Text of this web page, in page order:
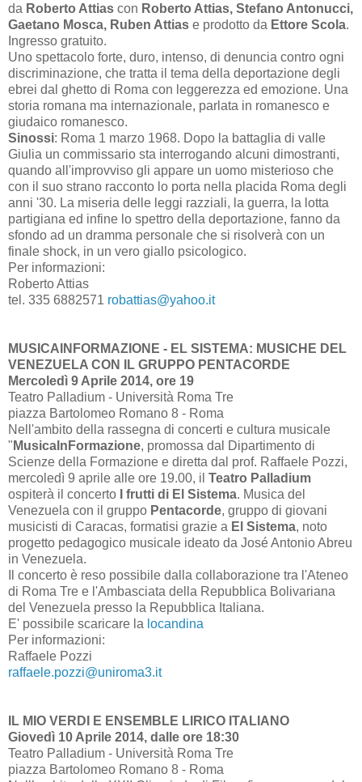
da Roberto Attias con Roberto Attias, Stefano Antonucci,
Gaetano Mosca, Ruben Attias e prodotto da Ettore Scola.
Ingresso gratuito.
Uno spettacolo forte, duro, intenso, di denuncia contro ogni
discriminazione, che tratta il tema della deportazione degli
ebrei dal ghetto di Roma con leggerezza ed emozione. Una
storia romana ma internazionale, parlata in romanesco e
giudaico romanesco.
Sinossi: Roma 1 marzo 1968. Dopo la battaglia di valle
Giulia un commissario sta interrogando alcuni dimostranti,
quando all'improvviso gli appare un uomo misterioso che
con il suo strano racconto lo porta nella placida Roma degli
anni '30. La miseria delle leggi razziali, la guerra, la lotta
partigiana ed infine lo spettro della deportazione, fanno da
sfondo ad un dramma personale che si risolverà con un
finale shock, in un vero giallo psicologico.
Per informazioni:
Roberto Attias
tel. 335 6882571 robattias@yahoo.it
MUSICAINFORMAZIONE - EL SISTEMA: MUSICHE DEL
VENEZUELA CON IL GRUPPO PENTACORDE
Mercoledì 9 Aprile 2014, ore 19
Teatro Palladium - Università Roma Tre
piazza Bartolomeo Romano 8 - Roma
Nell'ambito della rassegna di concerti e cultura musicale
" MusicaInFormazione, promossa dal Dipartimento di
Scienze della Formazione e diretta dal prof. Raffaele Pozzi,
mercoledì 9 aprile alle ore 19.00, il Teatro Palladium
ospiterà il concerto
I frutti di El Sistema. Musica del
Venezuela con il gruppo Pentacorde, gruppo di giovani
musicisti di Caracas, formatisi grazie a El Sistema, noto
progetto pedagogico musicale ideato da José Antonio Abreu
in Venezuela.
Il concerto è reso possibile dalla collaborazione tra l'Ateneo
di Roma Tre e l'Ambasciata della Repubblica Bolivariana
del Venezuela presso la Repubblica Italiana.
E' possibile scaricare la locandina
Per informazioni:
Raffaele Pozzi
raffaele.pozzi@uniroma3.it
IL MIO VERDI E ENSEMBLE LIRICO ITALIANO
Giovedì 10 Aprile 2014, dalle ore 18:30
Teatro Palladium - Università Roma Tre
piazza Bartolomeo Romano 8 - Roma